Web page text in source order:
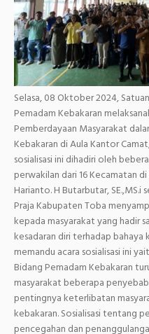
Selasa, 08 Oktober 2024,
Pemadam Kebakaran
Pemberdayaan Masyarakat
Kebakaran di Aula Kantor
sosialisasi ini dihadiri oleh
perwakilan dari 16 Kecamatan
Harianto. H Butarbutar, SE.,MS.i
Praja Kabupaten Toba
kepada masyarakat yang hadir
kesadaran diri terhadap
memandu acara sosialisasi ini
Bidang Pemadam Kebakaran
masyarakat beberapa
pentingnya keterlibatan
kebakaran. Sosialisasi tentang
pencegahan dan